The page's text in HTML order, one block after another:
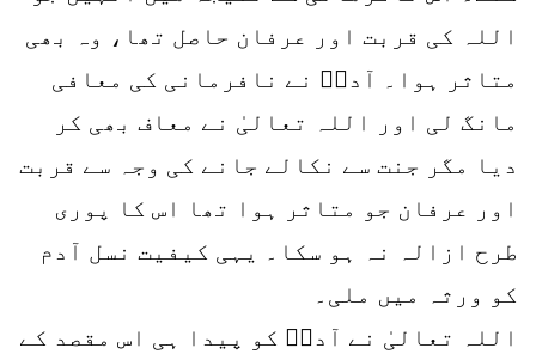
اللہ کی قربت اور عرفان حاصل تھا، وہ بھی
متاثر ہوا۔ آدمؑ نے نافرمانی کی معافی
مانگ لی اور اللہ تعالیٰ نے معاف بھی کر
دیا مگر جنت سے نکالے جانے کی وجہ سے قربت
اور عرفان جو متاثر ہوا تھا اس کا پوری
طرح ازالہ نہ ہو سکا۔ یہی کیفیت نسل آدم
کو ورثہ میں ملی۔
اللہ تعالیٰ نے آدمؑ کو پیدا ہی اس مقصد کے